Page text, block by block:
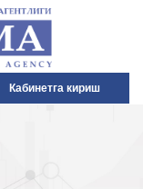
Кабинетга кириш